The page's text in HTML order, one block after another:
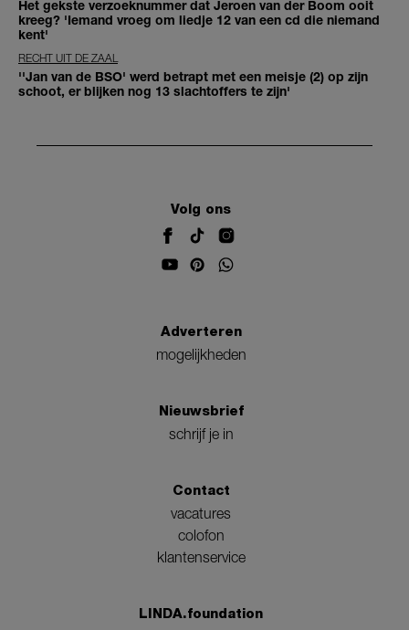
Het gekste verzoeknummer dat Jeroen van der Boom ooit
kreeg? 'Iemand vroeg om liedje 12 van een cd die niemand
kent'
RECHT UIT DE ZAAL
''Jan van de BSO' werd betrapt met een meisje (2) op zijn
schoot, er blijken nog 13 slachtoffers te zijn'
Volg ons
Adverteren
mogelijkheden
Nieuwsbrief
schrijf je in
Contact
vacatures
colofon
klantenservice
LINDA.foundation